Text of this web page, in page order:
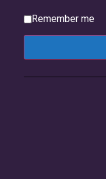
Remember me